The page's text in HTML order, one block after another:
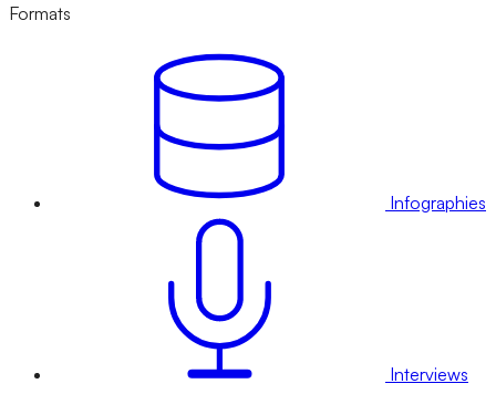
Formats
Infographies
Interviews